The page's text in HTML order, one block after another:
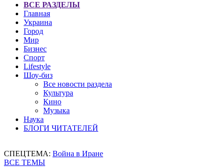
ВСЕ РАЗДЕЛЫ
Главная
Украина
Город
Мир
Бизнес
Спорт
Lifestyle
Шоу-биз
Все новости раздела
Культура
Кино
Музыка
Наука
БЛОГИ ЧИТАТЕЛЕЙ
СПЕЦТЕМА: Война в Иране
ВСЕ ТЕМЫ